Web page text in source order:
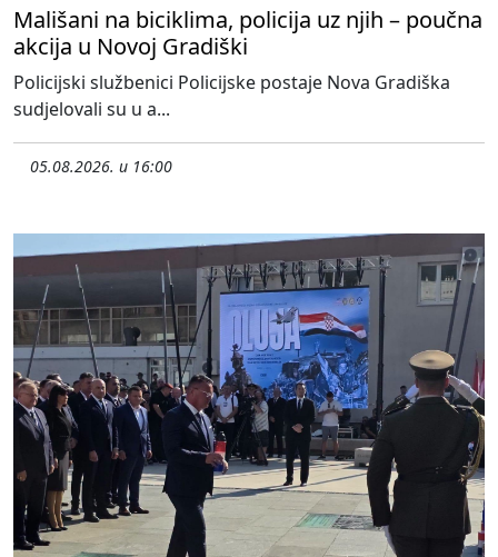
Mališani na biciklima, policija uz njih – poučna
akcija u Novoj Gradiški
Policijski službenici Policijske postaje Nova Gradiška
sudjelovali su u a...
05.08.2026. u 16:00